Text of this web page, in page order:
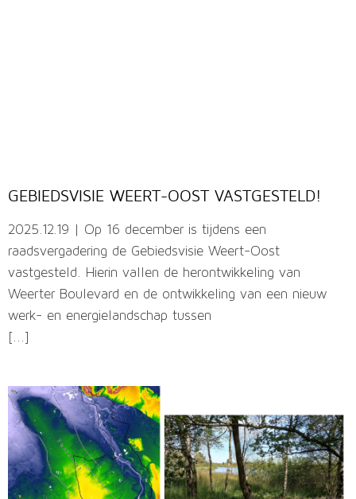
GEBIEDSVISIE WEERT-OOST VASTGESTELD!
2025.12.19 | Op 16 december is tijdens een
raadsvergadering de Gebiedsvisie Weert-Oost
vastgesteld. Hierin vallen de herontwikkeling van
Weerter Boulevard en de ontwikkeling van een nieuw
werk- en energielandschap tussen
[...]